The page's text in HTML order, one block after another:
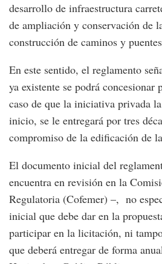
desarrollo de infraestructura
de ampliación y conservación de
construcción de caminos y
En este sentido, el reglamento
ya existente se podrá concesionar
caso de que la iniciativa privada
inicio, se le entregará por tres
compromiso de la edificación de
El documento inicial del
encuentra en revisión en la
Regulatoria (Cofemer) –, no
inicial que debe dar en la
participar en la licitación, ni
que deberá entregar de forma